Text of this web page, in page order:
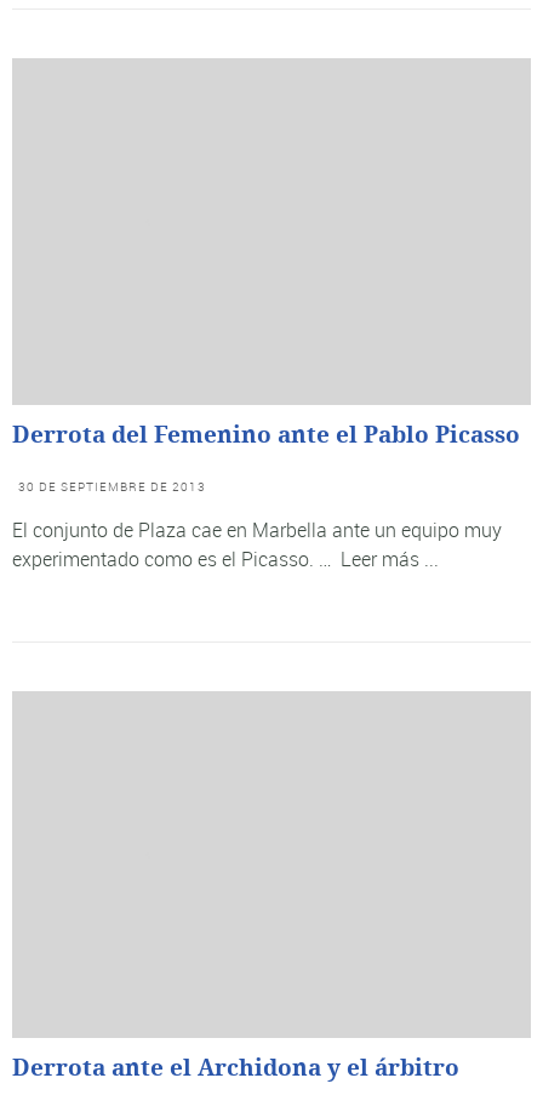
Derrota del Femenino ante el Pablo Picasso
30 DE SEPTIEMBRE DE 2013
El conjunto de Plaza cae en Marbella ante un equipo muy
experimentado como es el Picasso. … Leer más ...
Derrota ante el Archidona y el árbitro